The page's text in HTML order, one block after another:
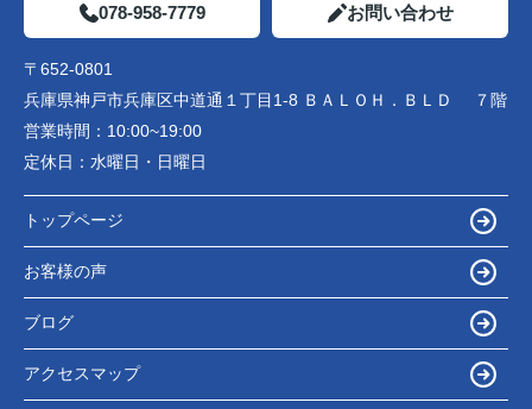
078-958-7779 お問い合わせ
〒652-0801
兵庫県神戸市兵庫区中道通１丁目1-8 ＢＡＬＯＨ．ＢＬＤ ７階
営業時間： 10:00~19:00
定休日： 水曜日・日曜日
トップページ
お客様の声
ブログ
アクセスマップ